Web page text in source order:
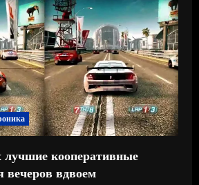
кооперативные
вечеров вдвоем